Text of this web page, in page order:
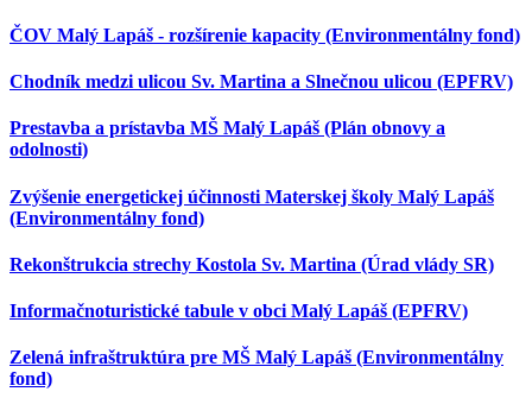
ČOV Malý Lapáš - rozšírenie kapacity (Environmentálny fond)
Chodník medzi ulicou Sv. Martina a Slnečnou ulicou (EPFRV)
Prestavba a prístavba MŠ Malý Lapáš (Plán obnovy a
odolnosti)
Zvýšenie energetickej účinnosti Materskej školy Malý Lapáš
(Environmentálny fond)
Rekonštrukcia strechy Kostola Sv. Martina (Úrad vlády SR)
Informačnoturistické tabule v obci Malý Lapáš (EPFRV)
Zelená infraštruktúra pre MŠ Malý Lapáš (Environmentálny
fond)